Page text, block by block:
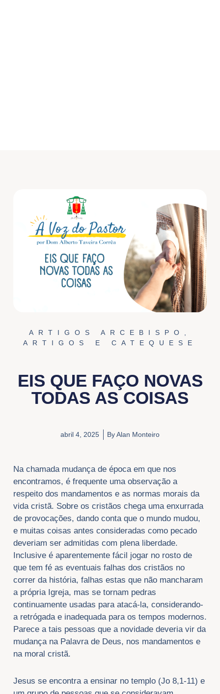
ARTIGOS ARCEBISPO ,
ARTIGOS E CATEQUESE
EIS QUE FAÇO NOVAS
TODAS AS COISAS
abril 4, 2025 ByAlan Monteiro
Na chamada mudança de época em que nos
encontramos, é frequente uma observação a
respeito dos mandamentos e as normas morais da
vida cristã. Sobre os cristãos chega uma enxurrada
de provocações, dando conta que o mundo mudou,
e muitas coisas antes consideradas como pecado
deveriam ser admitidas com plena liberdade.
Inclusive é aparentemente fácil jogar no rosto de
que tem fé as eventuais falhas dos cristãos no
correr da história, falhas estas que não mancharam
a própria Igreja, mas se tornam pedras
continuamente usadas para atacá-la, considerando-
a retrógada e inadequada para os tempos modernos.
Parece a tais pessoas que a novidade deveria vir da
mudança na Palavra de Deus, nos mandamentos e
na moral cristã.
Jesus se encontra a ensinar no templo (Jo 8,1-11) e